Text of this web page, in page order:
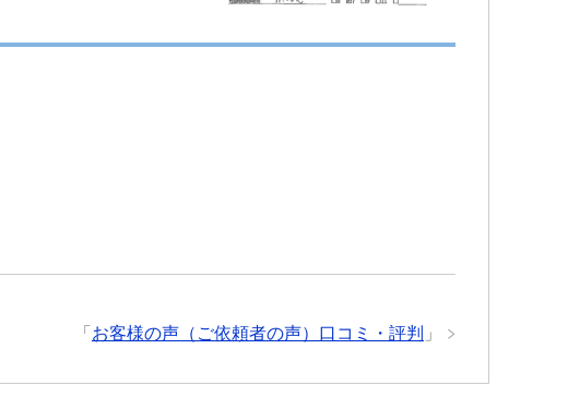
「 お客様の声（ご依頼者の声）口コミ・評判 」